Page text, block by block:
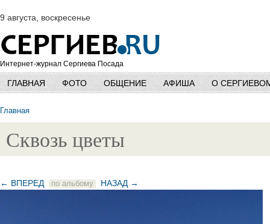
9 августа, воскресенье
Интернет-журнал Сергиева Посада
ГЛАВНАЯ ФОТО ОБЩЕНИЕ АФИША О
Главная
Сквозь цветы
← ВПЕРЕД по альбому НАЗАД →